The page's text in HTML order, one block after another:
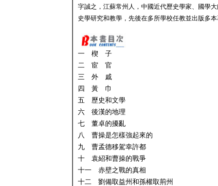
字誠之，江蘇常州人，中國近代歷史學家、國學
史學研究和教學，先後在多所學校任教並出版多
一 楔 子
二 宦 官
三 外 戚
四 黃 巾
五 歷史和文學
六 後漢的地理
七 董卓的擾亂
八 曹操是怎樣強起來的
九 曹孟德移駕幸許都
十 袁紹和曹操的戰爭
十一 赤壁之戰的真相
十二 劉備取益州和孫權取荊州